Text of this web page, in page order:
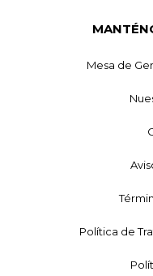
Mesa de
Política de